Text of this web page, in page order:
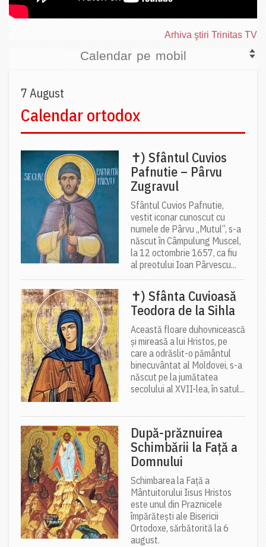
Arhiva ştiri Trinitas TV
Calendar pe mobil
7 August
Calendar ortodox
✝) Sfântul Cuvios
Pafnutie – Pârvu
Zugravul
Sfântul Cuvios Pafnutie,
vestit iconar cunoscut cu
numele de Pârvu „Mutul”, s-a
născut în Câmpulung Muscel,
la 12 octombrie 1657, ca fiu
al preotului Ioan Pârvescu...
✝) Sfânta Cuvioasă
Teodora de la Sihla
Această floare duhovnicească
și mireasă a lui Hristos, pe
care a odrăslit-o pământul
binecuvântat al Moldovei, s-a
născut pe la jumătatea
secolului al XVII-lea, în satul...
După-prăznuirea
Schimbării la Față a
Domnului
Schimbarea la Față a
Mântuitorului Iisus Hristos
este unul din Praznicele
împărătești ale Bisericii
Ortodoxe, sărbătorită la 6
august.